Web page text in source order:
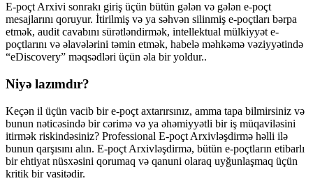
E-poçt Arxivi sonrakı giriş üçün bütün gələn və gələn e-poçt
mesajlarını qoruyur. İtirilmiş və ya səhvən silinmiş e-poçtları bərpa
etmək, audit cavabını sürətləndirmək, intellektual mülkiyyət e-
poçtlarını və əlavələrini təmin etmək, habelə məhkəmə vəziyyətində
“eDiscovery” məqsədləri üçün əla bir yoldur..
Niyə lazımdır?
Keçən il üçün vacib bir e-poçt axtarırsınız, amma tapa bilmirsiniz və
bunun nəticəsində bir cərimə və ya əhəmiyyətli bir iş müqaviləsini
itirmək riskindəsiniz? Professional E-poçt Arxivləşdirmə həlli ilə
bunun qarşısını alın. E-poçt Arxivləşdirmə, bütün e-poçtların etibarlı
bir ehtiyat nüsxəsini qorumaq və qanuni olaraq uyğunlaşmaq üçün
kritik bir vasitədir.